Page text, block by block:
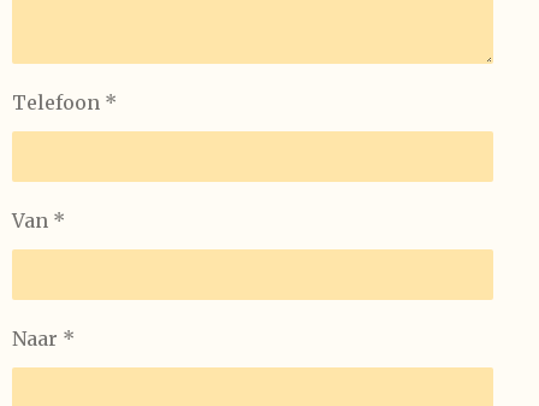
Telefoon *
Van *
Naar *